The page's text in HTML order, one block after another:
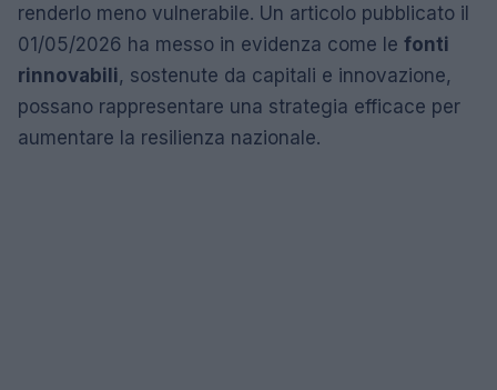
renderlo meno vulnerabile. Un articolo pubblicato il
01/05/2026 ha messo in evidenza come le fonti
rinnovabili, sostenute da capitali e innovazione,
possano rappresentare una strategia efficace per
aumentare la resilienza nazionale.